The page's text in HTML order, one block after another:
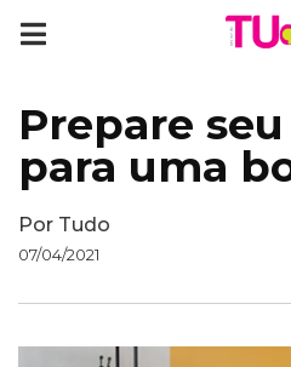
Prepare
para uma
Por Tudo
07/04/2021